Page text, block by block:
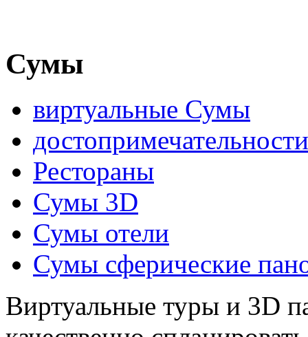
Сумы
виртуальные Сумы
достопримечательности
Рестораны
Сумы 3D
Сумы отели
Сумы сферические
Виртуальные туры и 3D